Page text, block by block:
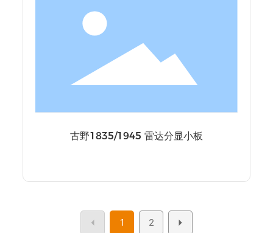
古野1835/1945 雷达分显小板
1 2